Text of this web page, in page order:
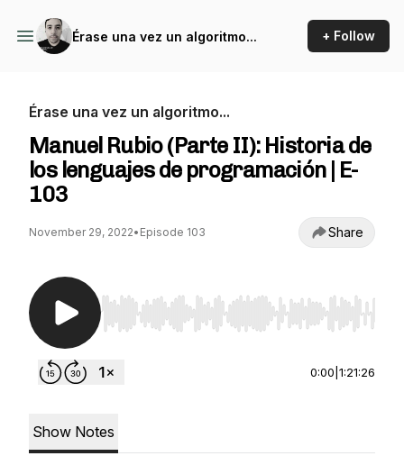
Érase una vez un algoritmo... + Follow
Érase una vez un algoritmo...
Manuel Rubio (Parte II): Historia de
los lenguajes de programación | E-
103
November 29, 2022• Episode 103 Share
Use Left/Right to seek, Home/End to jump to
0:00 1:21:26
Show Notes